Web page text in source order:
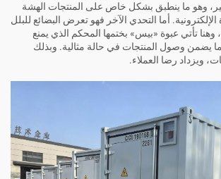
وهو ما ينطبق بشكل خاص على المنتجات الهشة
أما التحدي الآخر فهو تعرض البضائع للبلل
وهنا تأتي عبوة «بيس» بختمها المحكم الذي يمنع
يضمن وصول المنتجات في حالة مثالية. وبذلك
ويزداد رضا العملاء.